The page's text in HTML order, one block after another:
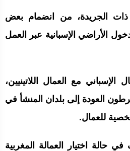
الجريدة، من انضمام بعض
ودخول الأراضي الإسبانية عبر العمل
مع العمال اللاتينيين،
العودة إلى بلدان المنشأ في
للعمال.
حالة اختيار العمالة المغربية